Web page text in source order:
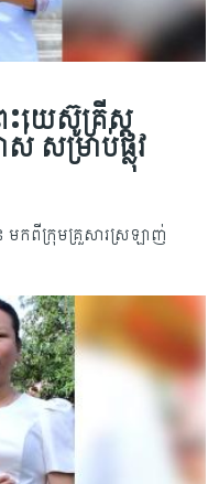
ះយេស៊ូគ្រីស្ត
សម្រាប់ផ្លុវ
មកពីក្រុមគ្រួសារស្រឡាញ់